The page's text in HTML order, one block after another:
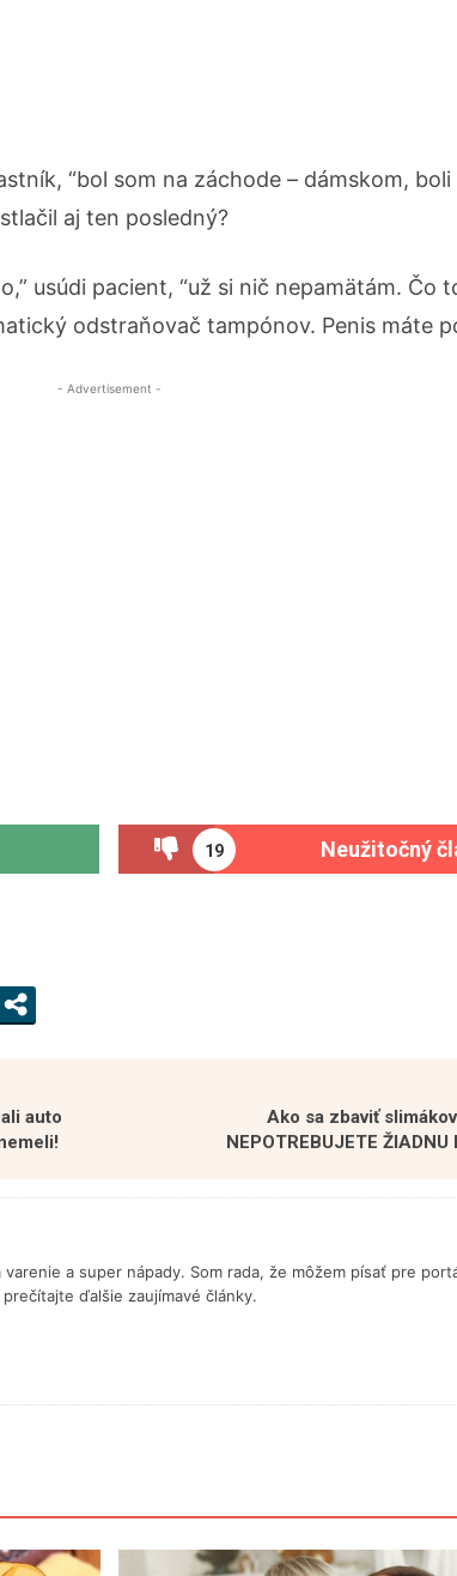
“bol som na záchode – dámskom,
aj ten posledný?
usúdi pacient, “už si nič nepamätám. Čo
odstraňovač tampónov. Penis máte
- Advertisement -
19 Neužitočný
auto
Ako sa zbaviť
NEPOTREBUJETE ŽIADNU
a super nápady. Som rada, že môžem písať pre
ďalšie zaujímavé články.